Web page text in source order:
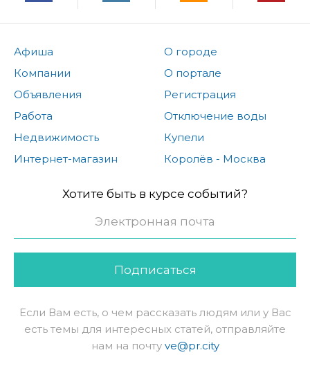
Афиша
Компании
Объявления
Работа
Недвижимость
Интернет-магазин
О городе
О портале
Регистрация
Отключение воды
Купели
Королёв - Москва
Хотите быть в курсе событий?
Подписаться
Если Вам есть, о чем рассказать людям или у Вас
есть темы для интересных статей, отправляйте
нам на почту ve@pr.city